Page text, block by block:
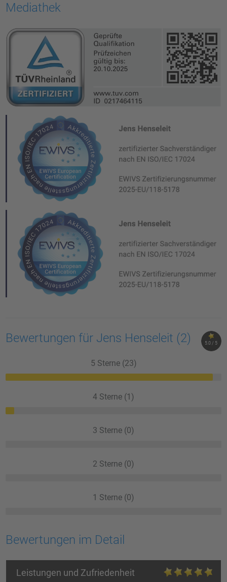
Mediathek
5.0 / 5
Bewertungen für Jens Henseleit (2)
5 Sterne (23)
4 Sterne (1)
3 Sterne (0)
2 Sterne (0)
1 Sterne (0)
Bewertungen im Detail
Leistungen und Zufriedenheit